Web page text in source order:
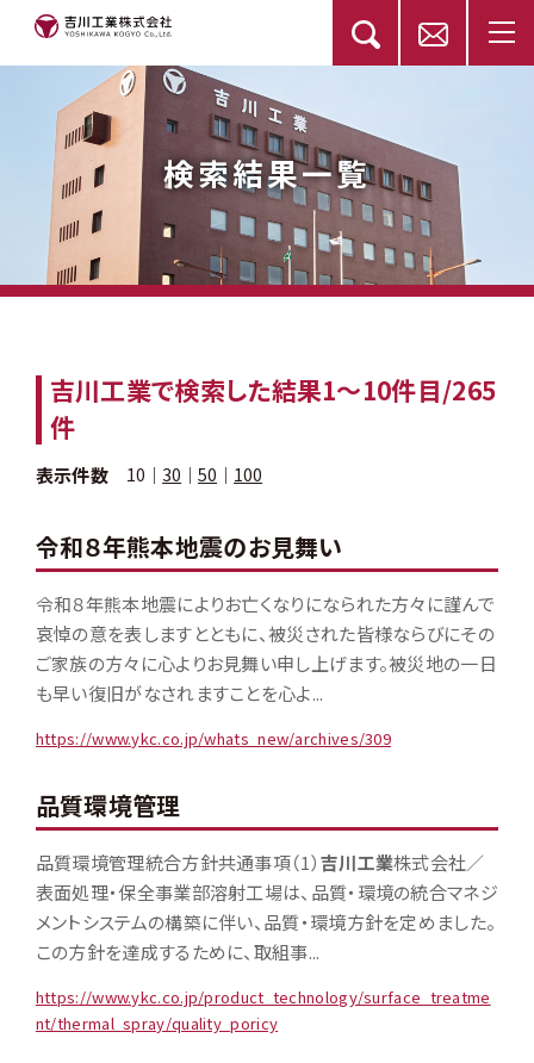
検索結果一覧
吉川工業で検索した結果1〜10件目/265
件
表示件数 10 ｜30 ｜50 ｜ 100
令和８年熊本地震のお見舞い
令和８年熊本地震によりお亡くなりになられた方々に謹んで
哀悼の意を表しますとともに、被災された皆様ならびにその
ご家族の方々に心よりお見舞い申し上げます。被災地の一日
も早い復旧がなされますことを心よ...
https://www.ykc.co.jp/whats_new/archives/309
品質環境管理
品質環境管理統合方針共通事項（1）吉川工業株式会社／
表面処理・保全事業部溶射工場は、品質・環境の統合マネジ
メントシステムの構築に伴い、品質・環境方針を定めました。
この方針を達成するために、取組事...
https://www.ykc.co.jp/product_technology/surface_treatme
nt/thermal_spray/quality_poricy